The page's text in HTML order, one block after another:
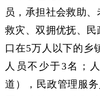
员，承担社会救助
救灾、双拥优抚、民
口在5万人以下的乡
人员不少于3名；
道），民政管理服